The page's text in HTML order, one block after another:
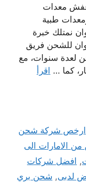
معدات
طبية
نمتلك خبرة
للشحن فريق
لعدة سنوات، مع
كما … اقرأ
ارخص شركة شحن
من الامارات الى
, افضل شركات
لدبى, شحن بري